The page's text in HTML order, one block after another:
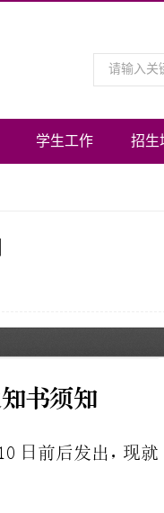
学生工作 招生